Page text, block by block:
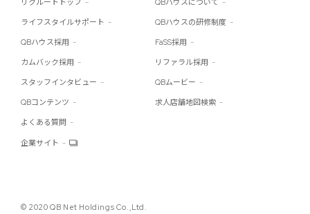
ライフスタイルサポート QBハウスの研修制度
QBハウス採用 FaSS採用
カムバック採用 リファラル採用
スタッフインタビュー QBムービー
QBコンテンツ 求人店舗地図検索
よくある質問
企業サイト
© 2020 QB Net Holdings Co.,Ltd.